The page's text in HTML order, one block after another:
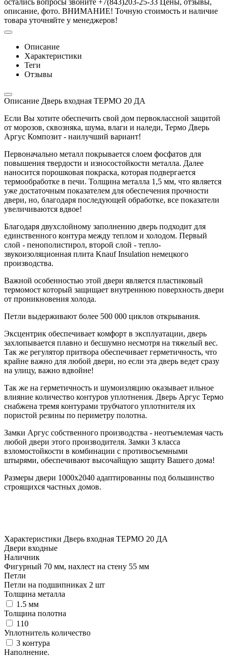
описание, фото. ВНИМАНИЕ! Точную стоимость и наличие
товара уточняйте у менеджеров!
Описание
Характеристики
Теги
Отзывы
Описание Дверь входная ТЕРМО 20 ДА
Если Вы хотите обеспечить свой дом первоклассной защитой
от морозов, сквозняка, шума, влаги и наледи, Термо Дверь
Аргус Композит - наилучший вариант!
Первоначально металл покрывается слоем фосфатов для
повышения твердости и износостойкости металла. Далее
наносится порошковая покраска, которая подвергается
термообработке в печи. Толщина металла 1,5 мм, что является
уже достаточным показателем для обеспечения прочности
двери, но, благодаря последующей обработке, все показатели
увеличиваются вдвое!
Благодаря двухслойному заполнению дверь подходит для
единственного контура между теплом и холодом. Первый
слой - пенополистирол, второй слой - тепло-
звукоизоляционная плита Knauf Insulation немецкого
производства.
Важной особенностью этой двери является пластиковый
термомост который защищает внутреннюю поверхность двери
от проникновения холода.
Петли выдерживают более 500 000 циклов открывания.
Эксцентрик обеспечивает комфорт в эксплуатации, дверь
захлопывается плавно и бесшумно несмотря на тяжелый вес.
Так же регулятор притвора обеспечивает герметичность, что
крайне важно для любой двери, но если эта дверь ведет сразу
на улицу, важно вдвойне!
Так же на герметичность и шумоизляцию оказывает ильное
влияние количество контуров уплотнения. Дверь Аргус Термо
снабжена тремя контурами трубчатого уплотнителя их
пористой резины по периметру полотна.
Замки Аргус собственного производства - неотъемлемая часть
любой двери этого производителя. Замки 3 класса
взломостойкости в комбинации с противосъемными
штырями, обеспечивают высочайщую защиту Вашего дома!
Размеры двери 1000х2040 адаптированны под большинство
строящихся частных домов.
Характеристики Дверь входная ТЕРМО 20 ДА
Двери входные
Наличник
Фигурный 70 мм, нахлест на стену 55 мм
Петли
Петли на подшипниках 2 шт
Толщина металла
1.5 мм
Толщина полотна
110
Уплотнитель количество
3 контура
Наполнение.